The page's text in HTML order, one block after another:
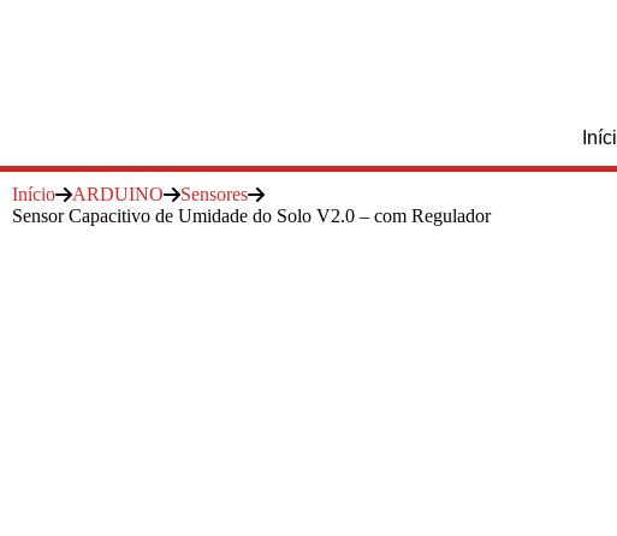
Início ARDUINO
Sensores
Sensor Capacitivo de Umidade do Solo V2.0 – com Regulador